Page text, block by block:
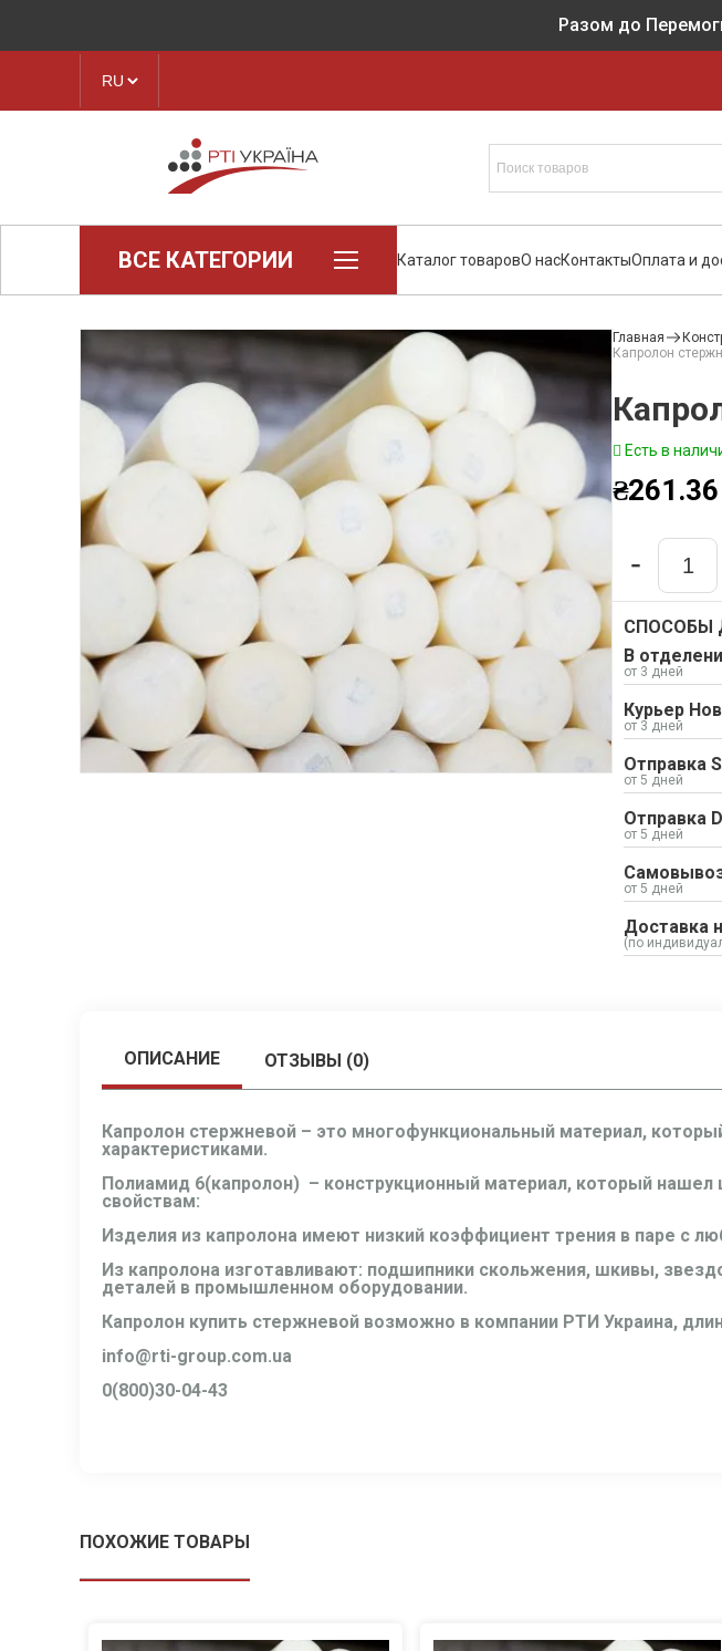
Разом до
ВСЕ КАТЕГОРИИ
Паронит
Техпластина, листовая резина
Конструкционные пластики и
полимеры
Ленты транспортерные
Рукава, шланги
Хомуты и БРСМ соединения
Набивки сальниковые
Композитные материалы Resimac
Парафиновая эмульсия
⇣ Показать все категории ⇣
Каталог товаровО насКонтактыОплата и
Главная
Капролон
Есть в
₴261.36
-
СПОСОБЫ
В
от 3 дней
Курьер
от 3 дней
Отправка
от 5 дней
Отправка
от 5 дней
от 5 дней
Доставка
(по
ОПИСАНИЕ ОТЗЫВЫ (0)
Капролон стержневой – это многофункциональный материал,
характеристиками.
Полиамид 6(капролон) – конструкционный материал, который
свойствам:
Изделия из капролона имеют низкий коэффициент трения в паре с
Из капролона изготавливают: подшипники скольжения, шкивы,
деталей в промышленном оборудовании.
Капролон купить стержневой возможно в компании РТИ Украина,
info@rti-group.com.ua
0(800)30-04-43
ПОХОЖИЕ ТОВАРЫ